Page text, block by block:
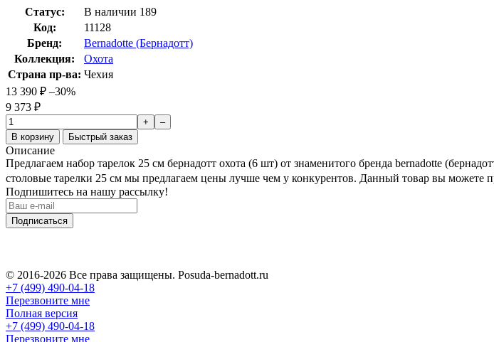
Статус: В наличии 189
Код:
11128
Бренд:
Bernadotte (Бернадотт)
Коллекция:
Охота
Страна пр-ва: Чехия
13 390 ₽ –30%
9 373 ₽
+
–
В корзину
Быстрый заказ
Описание
Предлагаем набор тарелок 25 см бернадотт охота (6 шт) от знаменитого бренда bernadotte
столовые тарелки 25 см мы предлагаем цены лучше чем у конкурентов. Данный товар вы можете
Подпишитесь на нашу рассылку!
Подписаться
© 2016-2026 Все права защищены. Posuda-bernadott.ru
+7 (499) 490-04-18
Перезвоните мне
Полная версия
+7 (499) 490-04-18
Перезвоните мне